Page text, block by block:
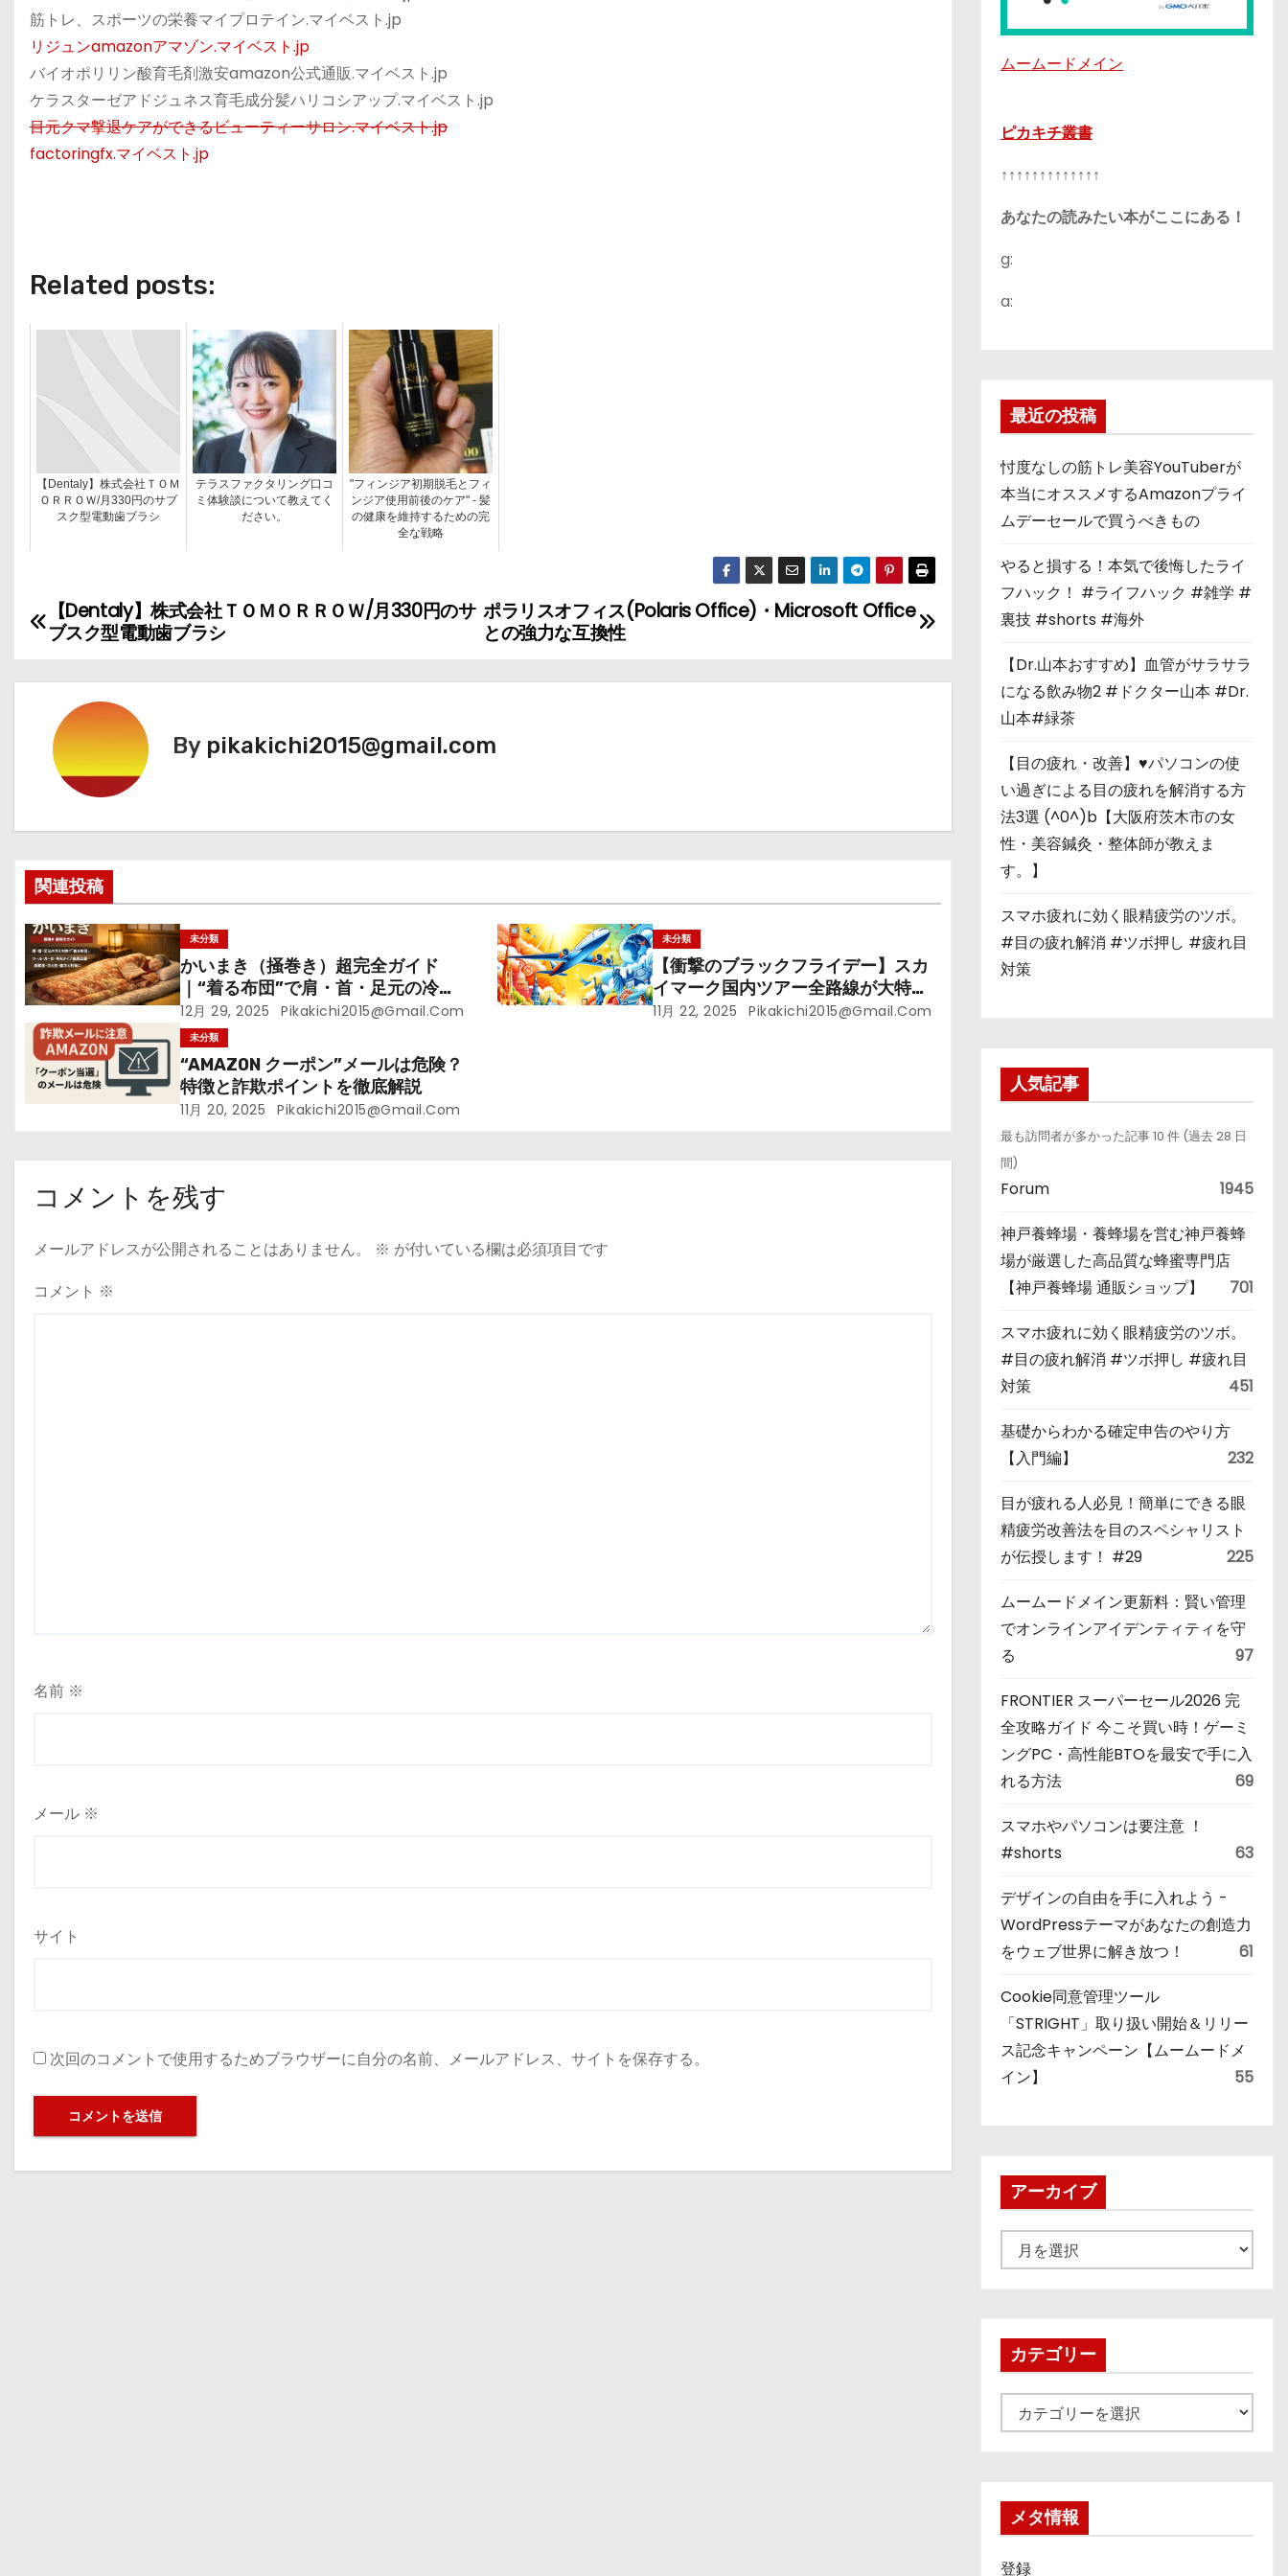
筋トレ、スポーツの栄養マイプロテイン.マイベスト.jp
リジュンamazonアマゾン.マイベスト.jp
バイオポリリン酸育毛剤激安amazon公式通販.マイベスト.jp
ケラスターゼアドジュネス育毛成分髪ハリコシアップ.マイベスト.jp
目元クマ撃退ケアができるビューティーサロン.マイベスト.jp
factoringfx.マイベスト.jp
Related posts:
【Dentaly】株式会社ＴＯＭ
ＯＲＲＯＷ/月330円のサブ
スク型電動歯ブラシ
テラスファクタリング口コ
ミ体験談について教えてく
ださい。
"フィンジア初期脱毛とフィ
ンジア使用前後のケア" - 髪
の健康を維持するための完
全な戦略
投
ビ
ゲ
シ
ョ
ン
ポラリスオフィス(Polaris Office)・Microsoft Office
との強力な互換性
【Dentaly】株式会社ＴＯＭＯＲＲＯＷ/月330円のサ
ブスク型電動歯ブラシ
By pikakichi2015@gmail.com
関連投稿
未分類
かいまき（掻巻き）超完全ガイド
｜“着る布団”で肩・首・足元の冷え
を根こそぎ防ぐ！素材別おすすめ・
選び方・洗い方・Q&Aまで
12月 29, 2025 Pikakichi2015@gmail.com
未分類
【衝撃のブラックフライデー】スカ
イマーク国内ツアー全路線が大特
価！年末年始・春休みを贅沢に過ご
11月 22, 2025 Pikakichi2015@gmail.com
未分類
“AMAZ0N クーポン”メールは危険？
特徴と詐欺ポイントを徹底解説
11月 20, 2025 Pikakichi2015@gmail.com
コメントを残す
メールアドレスが公開されることはありません。 ※ が付いている欄は必須項目です
コメント ※
名前 ※
メール ※
サイト
次回のコメントで使用するためブラウザーに自分の名前、メールアドレス、サイトを保存する。
ムームードメイン
ピカキチ叢書
↑↑↑↑↑↑↑↑↑↑↑↑↑
あなたの読みたい本がここにある！
g:
a:
最近の投稿
忖度なしの筋トレ美容YouTuberが
本当にオススメするAmazonプライ
ムデーセールで買うべきもの
やると損する！本気で後悔したライ
フハック！ #ライフハック #雑学 #
裏技 #shorts #海外
【Dr.山本おすすめ】血管がサラサラ
になる飲み物2 #ドクター山本 #Dr.
山本#緑茶
【目の疲れ・改善】♥パソコンの使
い過ぎによる目の疲れを解消する方
法3選 (^0^)b【大阪府茨木市の女
性・美容鍼灸・整体師が教えま
す。】
スマホ疲れに効く眼精疲労のツボ。
#目の疲れ解消 #ツボ押し #疲れ目
対策
人気記事
最も訪問者が多かった記事 10 件 (過去 28 日
間)
Forum 1945
神戸養蜂場・養蜂場を営む神戸養蜂
場が厳選した高品質な蜂蜜専門店
【神戸養蜂場 通販ショップ】
701
スマホ疲れに効く眼精疲労のツボ。
#目の疲れ解消 #ツボ押し #疲れ目
対策
451
基礎からわかる確定申告のやり方
【入門編】
232
目が疲れる人必見！簡単にできる眼
精疲労改善法を目のスペシャリスト
が伝授します！ #29
225
ムームードメイン更新料：賢い管理
でオンラインアイデンティティを守
る
97
FRONTIER スーパーセール2026 完
全攻略ガイド 今こそ買い時！ゲーミ
ングPC・高性能BTOを最安で手に入
れる方法
69
スマホやパソコンは要注意 ！
#shorts
63
デザインの自由を手に入れよう -
WordPressテーマがあなたの創造力
をウェブ世界に解き放つ！
61
Cookie同意管理ツール
「STRIGHT」取り扱い開始＆リリー
ス記念キャンペーン【ムームードメ
イン】
55
アーカイブ
ー
ブカテゴリー
テ
メタ情報
登録